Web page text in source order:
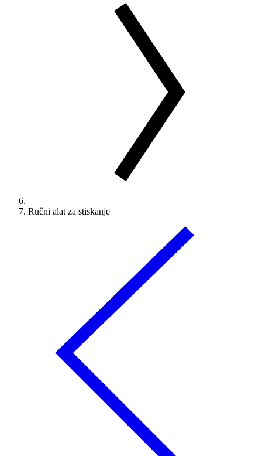
Ručni alat za stiskanje